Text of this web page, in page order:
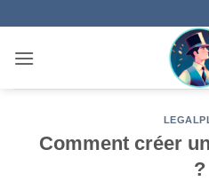
contenu
Comment créer
?